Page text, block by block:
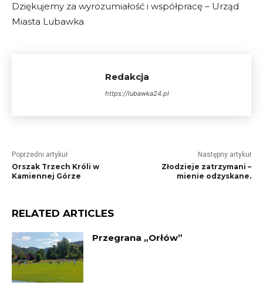
Dziękujemy za wyrozumiałość i współpracę – Urząd
Miasta Lubawka
Redakcja
https://lubawka24.pl
Poprzedni artykuł
Orszak Trzech Króli w
Kamiennej Górze
Następny artykuł
Złodzieje zatrzymani –
mienie odzyskane.
RELATED ARTICLES
Przegrana „Orłów”